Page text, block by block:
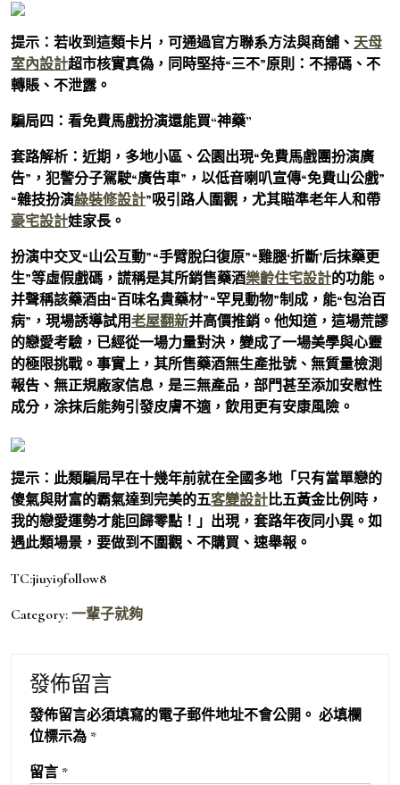
提示：若收到這類卡片，可通過官方聯系方法與商舖、 天母
室內設計超市核實真偽，同時堅持“三不”原則：不掃碼、不
轉賬、不泄露。
騙局四：看免費馬戲扮演還能買“神藥”
套路解析：近期，多地小區、公園出現“免費馬戲團扮演廣
告”，犯警分子駕駛“廣告車”，以低音喇叭宣傳“免費山公戲”
“雜技扮演綠裝修設計”吸引路人圍觀，尤其瞄準老年人和帶
豪宅設計娃家長。
扮演中交叉“山公互動”“手臂脫臼復原”“雞腿‘折斷’后抹藥更
生”等虛假戲碼，謊稱是其所銷售藥酒樂齡住宅設計的功能。
并聲稱該藥酒由“百味名貴藥材”“罕見動物”制成，能“包治百
病”，現場誘導試用老屋翻新并高價推銷。他知道，這場荒謬
的戀愛考驗，已經從一場力量對決，變成了一場美學與心靈
的極限挑戰。事實上，其所售藥酒無生產批號、無質量檢測
報告、無正規廠家信息，是三無產品，部門甚至添加安慰性
成分，涂抹后能夠引發皮膚不適，飲用更有安康風險。
提示：此類騙局早在十幾年前就在全國多地「只有當單戀的
傻氣與財富的霸氣達到完美的五客變設計比五黃金比例時，
我的戀愛運勢才能回歸零點！」出現，套路年夜同小異。如
遇此類場景，要做到不圍觀、不購買、速舉報。
TC:jiuyi9follow8
Category: 一輩子就夠
發佈留言
發佈留言必須填寫的電子郵件地址不會公開。 必填欄
位標示為 *
留言 *